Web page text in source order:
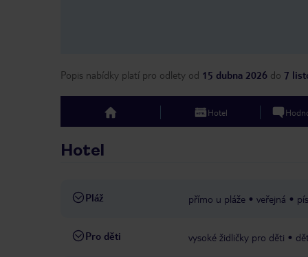
Popis nabídky platí pro odlety od 15 dubna 2026 do 7
top Hotel
Hotel
Pláž přímo u pláže veřejná
Pro děti vysoké židličky pro děti